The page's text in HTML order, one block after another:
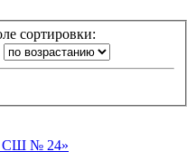
сортировки:
СШ № 24»